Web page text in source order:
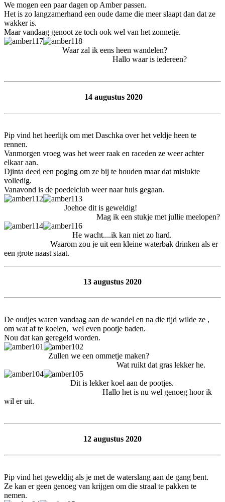
We mogen een paar dagen op Amber passen.
Het is zo langzamerhand een oude dame die meer slaapt dan dat ze
wakker is.
Maar vandaag genoot ze toch ook wel van het zonnetje.
Waar zal ik eens heen wandelen?
Hallo waar is iedereen?
14 augustus 2020
Pip vind het heerlijk om met Daschka over het veldje heen te
rennen.
Vanmorgen vroeg was het weer raak en raceden ze weer achter
elkaar aan.
Djinta deed een poging om ze bij te houden maar dat mislukte
volledig.
Vanavond is de poedelclub weer naar huis gegaan.
Joehoe dit is geweldig!
Mag ik een stukje met jullie meelopen?
He wacht....ik kan niet zo hard.
Waarom zou je uit een kleine waterbak drinken als er
een grote naast staat.
13 augustus 2020
De oudjes waren vandaag aan de wandel en na die tijd wilde ze ,
om wat af te koelen, wel even pootje baden.
Nou dat kan geregeld worden.
Zullen we een ommetje maken?
Wat ruikt dat gras lekker he.
Dit is lekker koel aan de pootjes.
Hallo het is nu wel genoeg hoor ik
wil er uit.
12 augustus 2020
Pip vind het geweldig als je met de waterslang aan de gang bent.
Ze kan er geen genoeg van krijgen om die straal te pakken te
nemen.